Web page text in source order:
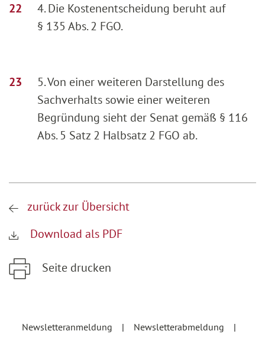
4. Die Kostenentscheidung beruht auf
§ 135 Abs. 2 FGO.
5. Von einer weiteren Darstellung des
Sachverhalts sowie einer weiteren
Begründung sieht der Senat gemäß § 116
Abs. 5 Satz 2 Halbsatz 2 FGO ab.
zurück zur Übersicht
Download als PDF
Seite drucken
Newsletteranmeldung
Newsletterabmeldung